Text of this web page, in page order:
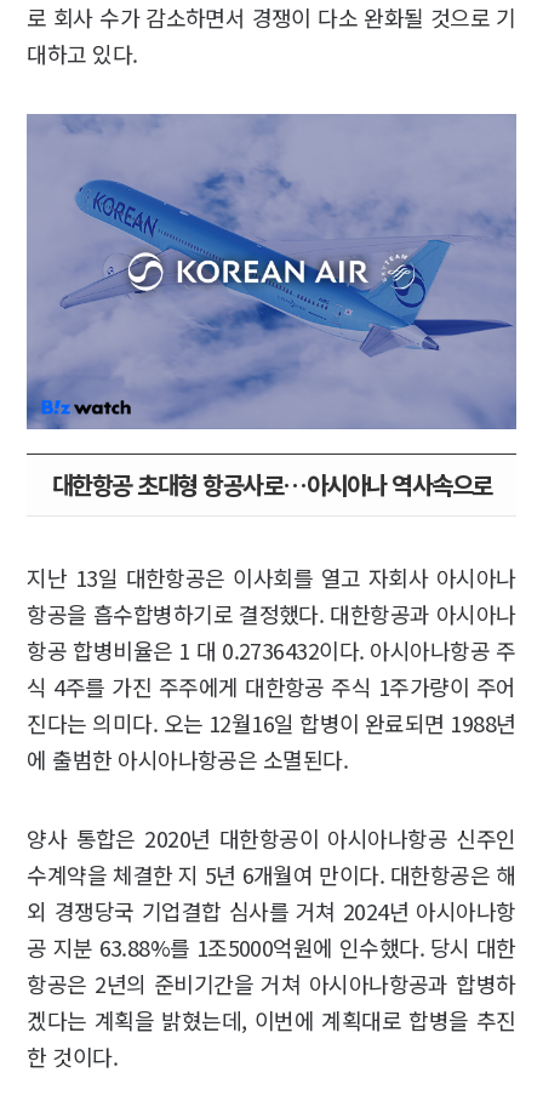
로 회사 수가 감소하면서 경쟁이 다소 완화될 것으로 기
대하고 있다.
대한항공 초대형 항공사로…아시아나 역사속으로
지난 13일 대한항공은 이사회를 열고 자회사 아시아나
항공을 흡수합병하기로 결정했다. 대한항공과 아시아나
항공 합병비율은 1 대 0.2736432이다. 아시아나항공 주
식 4주를 가진 주주에게 대한항공 주식 1주가량이 주어
진다는 의미다. 오는 12월16일 합병이 완료되면 1988년
에 출범한 아시아나항공은 소멸된다.
양사 통합은 2020년 대한항공이 아시아나항공 신주인
수계약을 체결한 지 5년 6개월여 만이다. 대한항공은 해
외 경쟁당국 기업결합 심사를 거쳐 2024년 아시아나항
공 지분 63.88%를 1조5000억원에 인수했다. 당시 대한
항공은 2년의 준비기간을 거쳐 아시아나항공과 합병하
겠다는 계획을 밝혔는데, 이번에 계획대로 합병을 추진
한 것이다.